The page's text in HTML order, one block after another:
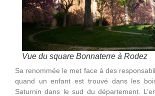
Vue du square Bonnaterre à Rodez
Sa renommée le met face à des
quand un enfant est trouvé dans les
Saturnin dans le sud du département.